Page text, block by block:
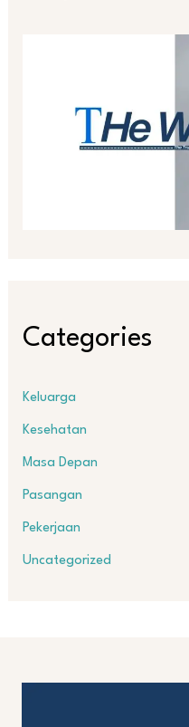
Categories
Keluarga
Kesehatan
Masa Depan
Pasangan
Pekerjaan
Uncategorized